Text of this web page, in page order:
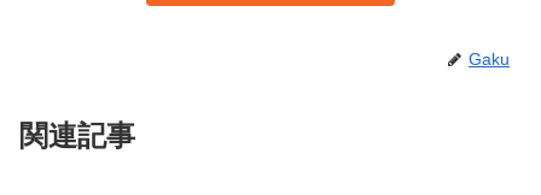
Gaku
関連記事